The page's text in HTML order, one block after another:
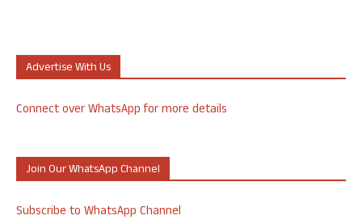
Advertise With Us
Connect over WhatsApp for more details
Join Our WhatsApp Channel
Subscribe to WhatsApp Channel